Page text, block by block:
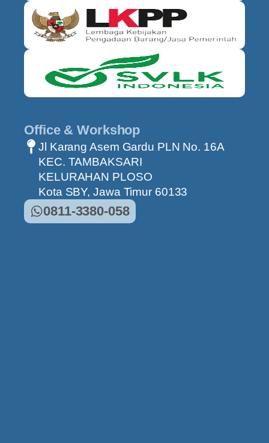
Office & Workshop
Jl Karang Asem Gardu PLN No. 16A
KEC. TAMBAKSARI
KELURAHAN PLOSO
Kota SBY, Jawa Timur 60133
0811-3380-058